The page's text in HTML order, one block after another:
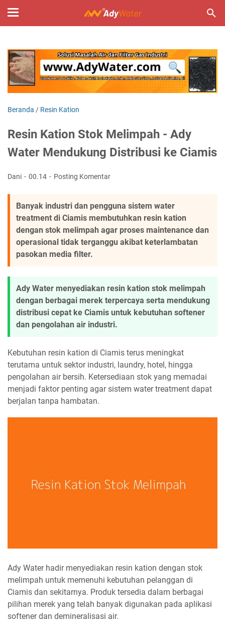
Beranda / Resin Kation
Resin Kation Stok Melimpah - Ady
Water Mendukung Distribusi ke Ciamis
Dani 00.14 Posting Komentar
Banyak industri dan pengguna sistem water
treatment di Ciamis membutuhkan resin kation
dengan stok melimpah agar proses maintenance dan
operasional tidak terganggu akibat keterlambatan
pasokan media filter.
Ady Water menyediakan resin kation stok melimpah
dengan berbagai merek terpercaya serta mendukung
distribusi cepat ke Ciamis untuk kebutuhan softener
dan pengolahan air industri.
Kebutuhan resin kation di Ciamis terus meningkat
terutama untuk sektor industri, laundry, hotel, hingga
pengolahan air bersih. Ketersediaan stok yang memadai
menjadi faktor penting agar sistem water treatment dapat
berjalan tanpa hambatan.
Ady Water hadir menyediakan resin kation dengan stok
melimpah untuk memenuhi kebutuhan pelanggan di
Ciamis dan sekitarnya. Produk tersedia dalam berbagai
pilihan merek yang telah banyak digunakan pada aplikasi
softener dan demineralisasi air.